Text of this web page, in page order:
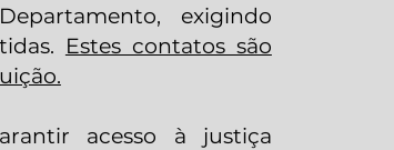
exigindo
Estes contatos são
acesso à justiça